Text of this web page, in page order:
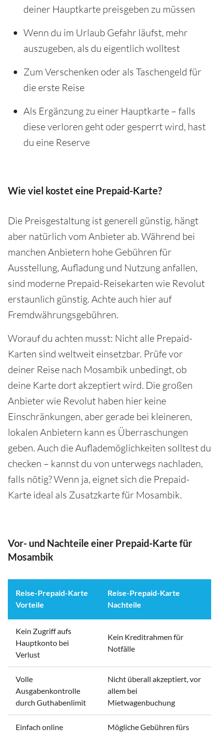
deiner Hauptkarte preisgeben zu müssen
Wenn du im Urlaub Gefahr läufst, mehr
auszugeben, als du eigentlich wolltest
Zum Verschenken oder als Taschengeld für
die erste Reise
Als Ergänzung zu einer Hauptkarte – falls
diese verloren geht oder gesperrt wird, hast
du eine Reserve
Wie viel kostet eine Prepaid-Karte?
Die Preisgestaltung ist generell günstig, hängt
aber natürlich vom Anbieter ab. Während bei
manchen Anbietern hohe Gebühren für
Ausstellung, Aufladung und Nutzung anfallen,
sind moderne Prepaid-Reisekarten wie Revolut
erstaunlich günstig. Achte auch hier auf
Fremdwährungsgebühren.
Worauf du achten musst: Nicht alle Prepaid-
Karten sind weltweit einsetzbar. Prüfe vor
deiner Reise nach Mosambik unbedingt, ob
deine Karte dort akzeptiert wird. Die großen
Anbieter wie Revolut haben hier keine
Einschränkungen, aber gerade bei kleineren,
lokalen Anbietern kann es Überraschungen
geben. Auch die Auflademöglichkeiten solltest du
checken – kannst du von unterwegs nachladen,
falls nötig? Wenn ja, eignet sich die Prepaid-
Karte ideal als Zusatzkarte für Mosambik.
Vor- und Nachteile einer Prepaid-Karte für
Mosambik
Reise-Prepaid-Karte
Vorteile
Reise-Prepaid-Karte
Nachteile
Kein Zugriff aufs
Hauptkonto bei
Verlust
Kein Kreditrahmen für
Notfälle
Volle
Ausgabenkontrolle
durch Guthabenlimit
Nicht überall akzeptiert, vor
allem bei
Mietwagenbuchung
Einfach online
Mögliche Gebühren fürs